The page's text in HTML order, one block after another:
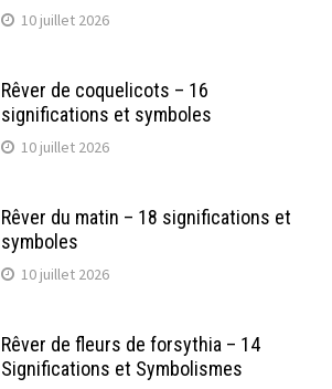
10 juillet 2026
Rêver de coquelicots – 16
significations et symboles
10 juillet 2026
Rêver du matin – 18 significations et
symboles
10 juillet 2026
Rêver de fleurs de forsythia – 14
Significations et Symbolismes